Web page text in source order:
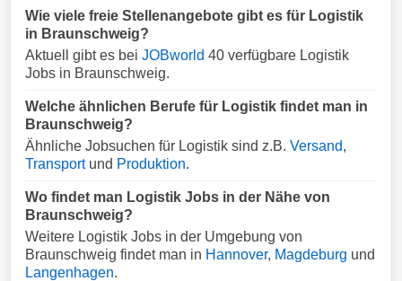
Wie viele freie Stellenangebote gibt es für Logistik
in Braunschweig?
Aktuell gibt es bei JOBworld 40 verfügbare Logistik
Jobs in Braunschweig.
Welche ähnlichen Berufe für Logistik findet man in
Braunschweig?
Ähnliche Jobsuchen für Logistik sind z.B. Versand,
Transportund Produktion.
Wo findet man Logistik Jobs in der Nähe von
Braunschweig?
Weitere Logistik Jobs in der Umgebung von
Braunschweig findet man in Hannover, Magdeburg und
Langenhagen.